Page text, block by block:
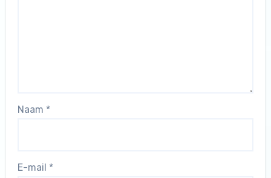
Naam *
E-mail *